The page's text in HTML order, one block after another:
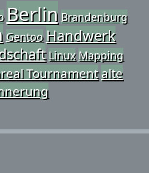
Berlin Brandenburg
Gentoo Handwerk
Linux Mapping
Tournament alte